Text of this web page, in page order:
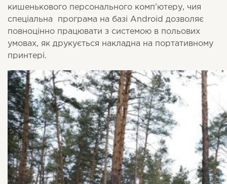
кишенькового персонального комп’ютеру, чия
спеціальна програма на базі Android дозволяє
повноцінно працювати з системою в польових
умовах, як друкується накладна на портативному
принтері.